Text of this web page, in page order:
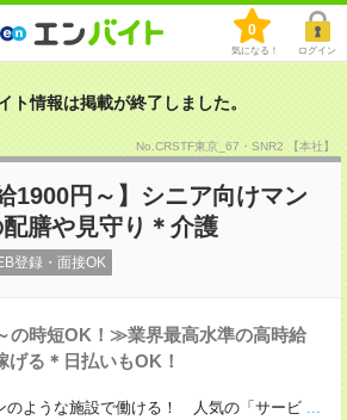
0
気になる！ ログイン
ト情報は掲載が終了しました。
No.CRSTF東京_67・SNR2 【本社】
1900円～】シニア向けマン
膳や見守り＊介護
登録・面接OK
の時短OK！≫業界最高水準の高時給
げる＊日払いもOK！
のような施設で働ける！ 人気の「サービ ...